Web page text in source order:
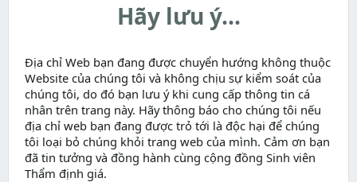
Hãy lưu ý...
Địa chỉ Web bạn đang được chuyển hướng không thuộc
Website của chúng tôi và không chịu sự kiểm soát của
chúng tôi, do đó bạn lưu ý khi cung cấp thông tin cá
nhân trên trang này. Hãy thông báo cho chúng tôi nếu
địa chỉ web bạn đang được trỏ tới là độc hại để chúng
tôi loại bỏ chúng khỏi trang web của mình. Cảm ơn bạn
đã tin tưởng và đồng hành cùng cộng đồng Sinh viên
Thẩm định giá.